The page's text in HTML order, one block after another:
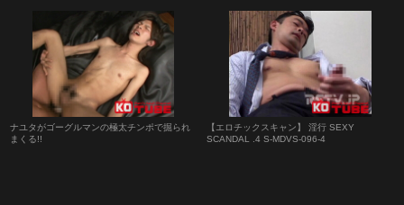
ナユタがゴーグルマンの極太チンポで掘られ
まくる!!
【エロチックスキャン】 淫行 SEXY
SCANDAL .4 S-MDVS-096-4